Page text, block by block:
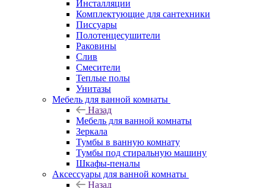
Инсталляции
Комплектующие для сантехники
Писсуары
Полотенцесушители
Раковины
Слив
Смесители
Теплые полы
Унитазы
Мебель для ванной комнаты
Назад
Мебель для ванной комнаты
Зеркала
Тумбы в ванную комнату
Тумбы под стиральную машину
Шкафы-пеналы
Аксессуары для ванной комнаты
Назад